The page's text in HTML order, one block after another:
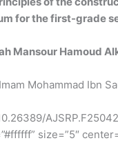
for the first-grade
Mansour Hamoud
Mohammad Ibn
size=”5″